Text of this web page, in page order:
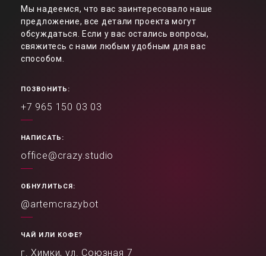
Мы надеемся, что вас заинтересовало наше
предложение, все детали проекта могут
обсуждаться. Если у вас остались вопросы,
свяжитесь с нами любым удобным для вас
способом.
ПОЗВОНИТЬ:
+7 965 150 03 03
НАПИСАТЬ:
office@crazy.studio
ОБНУЛИТЬСЯ:
@artemcrazybot
ЧАЙ ИЛИ КОФЕ?
г. Химки, ул. Союзная 7